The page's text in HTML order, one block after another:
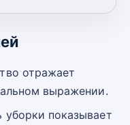
отражает
выражении.
показывает